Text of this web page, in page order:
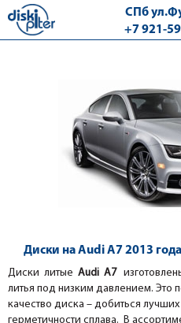
СПб
+7 921-
Диски на Audi A7 2013
Диски литые Audi A7
литья под низким давлением. Это
качество диска – добиться
герметичности сплава. В